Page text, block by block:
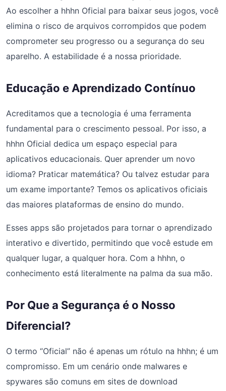
Ao escolher a hhhn Oficial para baixar seus jogos, você
elimina o risco de arquivos corrompidos que podem
comprometer seu progresso ou a segurança do seu
aparelho. A estabilidade é a nossa prioridade.
Educação e Aprendizado Contínuo
Acreditamos que a tecnologia é uma ferramenta
fundamental para o crescimento pessoal. Por isso, a
hhhn Oficial dedica um espaço especial para
aplicativos educacionais. Quer aprender um novo
idioma? Praticar matemática? Ou talvez estudar para
um exame importante? Temos os aplicativos oficiais
das maiores plataformas de ensino do mundo.
Esses apps são projetados para tornar o aprendizado
interativo e divertido, permitindo que você estude em
qualquer lugar, a qualquer hora. Com a hhhn, o
conhecimento está literalmente na palma da sua mão.
Por Que a Segurança é o Nosso
Diferencial?
O termo “Oficial” não é apenas um rótulo na hhhn; é um
compromisso. Em um cenário onde malwares e
spywares são comuns em sites de download